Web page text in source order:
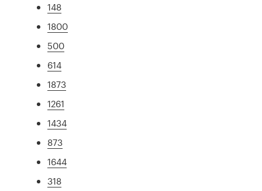
148
1800
500
614
1873
1261
1434
873
1644
318